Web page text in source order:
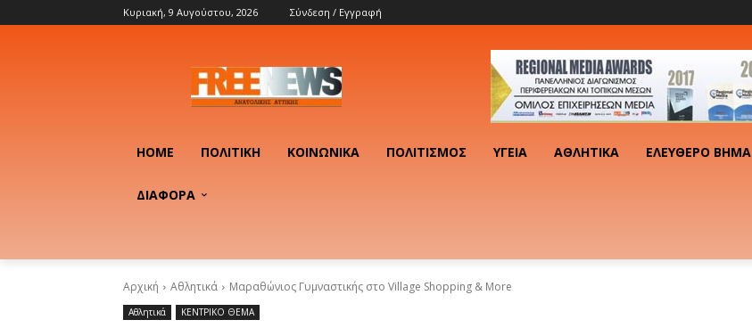
Κυριακή, 9 Αυγούστου, 2026 Σύνδεση / Εγγραφή
HOME ΠΟΛΙΤΙΚΉ ΚΟΙΝΩΝΙΚΆ ΠΟΛΙΤΙΣΜΌΣ ΥΓΕΊΑ ΑΘΛΗΤΙΚΆ ΕΛΕΎΘΕΡΟ ΒΉΜΑ
ΔΙΑΦΟΡΑ
Αρχική Αθλητικά Μαραθώνιος Γυμναστικής στο Village Shopping & More
Αθλητικά ΚΕΝΤΡΙΚΟ ΘΕΜΑ